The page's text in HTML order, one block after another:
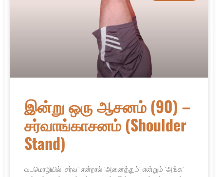
இன்று ஒரு ஆசனம் (90) –
சர்வாங்காசனம் (Shoulder
Stand)
வடமொழியில் ‘சர்வ’ என்றால் ‘அனைத்தும்’ என்றும் ‘அங்க’